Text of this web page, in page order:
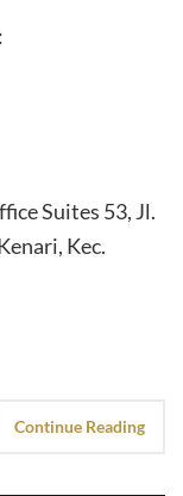
Suites 53, Jl.
Kec.
Continue Reading